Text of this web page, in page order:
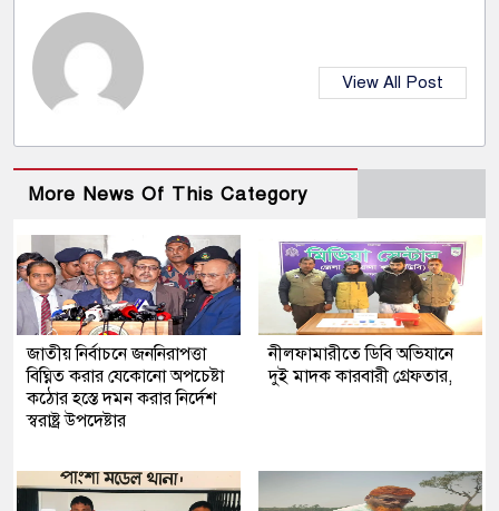
View All Post
More News Of This Category
জাতীয় নির্বাচনে জননিরাপত্তা
বিঘ্নিত করার যেকোনো অপচেষ্টা
কঠোর হস্তে দমন করার নির্দেশ
স্বরাষ্ট্র উপদেষ্টার
নীলফামারীতে ডিবি অভিযানে
দুই মাদক কারবারী গ্রেফতার,